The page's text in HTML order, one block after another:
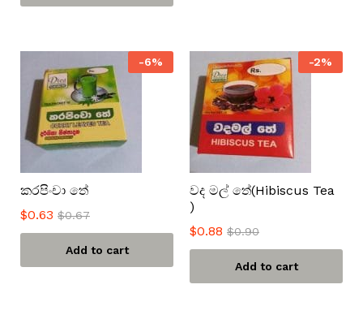
-6%
කරපිංචා තේ
$0.63 $0.67
Add to cart
-2%
වද මල් තේ(Hibiscus Tea
)
$0.88 $0.90
Add to cart